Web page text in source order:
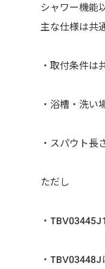
シャワー機能
主な仕様は共
・取付条件は
・浴槽・洗い
・スパウト
ただし
・
・